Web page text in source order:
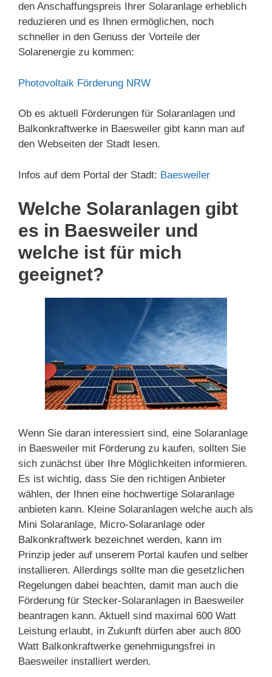
den Anschaffungspreis Ihrer Solaranlage erheblich
reduzieren und es Ihnen ermöglichen, noch
schneller in den Genuss der Vorteile der
Solarenergie zu kommen:
Photovoltaik Förderung NRW
Ob es aktuell Förderungen für Solaranlagen und
Balkonkraftwerke in Baesweiler gibt kann man auf
den Webseiten der Stadt lesen.
Infos auf dem Portal der Stadt: Baesweiler
Welche Solaranlagen gibt
es in Baesweiler und
welche ist für mich
geeignet?
Wenn Sie daran interessiert sind, eine Solaranlage
in Baesweiler mit Förderung zu kaufen, sollten Sie
sich zunächst über Ihre Möglichkeiten informieren.
Es ist wichtig, dass Sie den richtigen Anbieter
wählen, der Ihnen eine hochwertige Solaranlage
anbieten kann. Kleine Solaranlagen welche auch als
Mini Solaranlage, Micro-Solaranlage oder
Balkonkraftwerk bezeichnet werden, kann im
Prinzip jeder auf unserem Portal kaufen und selber
installieren. Allerdings sollte man die gesetzlichen
Regelungen dabei beachten, damit man auch die
Förderung für Stecker-Solaranlagen in Baesweiler
beantragen kann. Aktuell sind maximal 600 Watt
Leistung erlaubt, in Zukunft dürfen aber auch 800
Watt Balkonkraftwerke genehmigungsfrei in
Baesweiler installiert werden.